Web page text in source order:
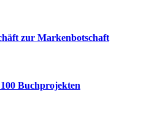
zur Markenbotschaft
Buchprojekten